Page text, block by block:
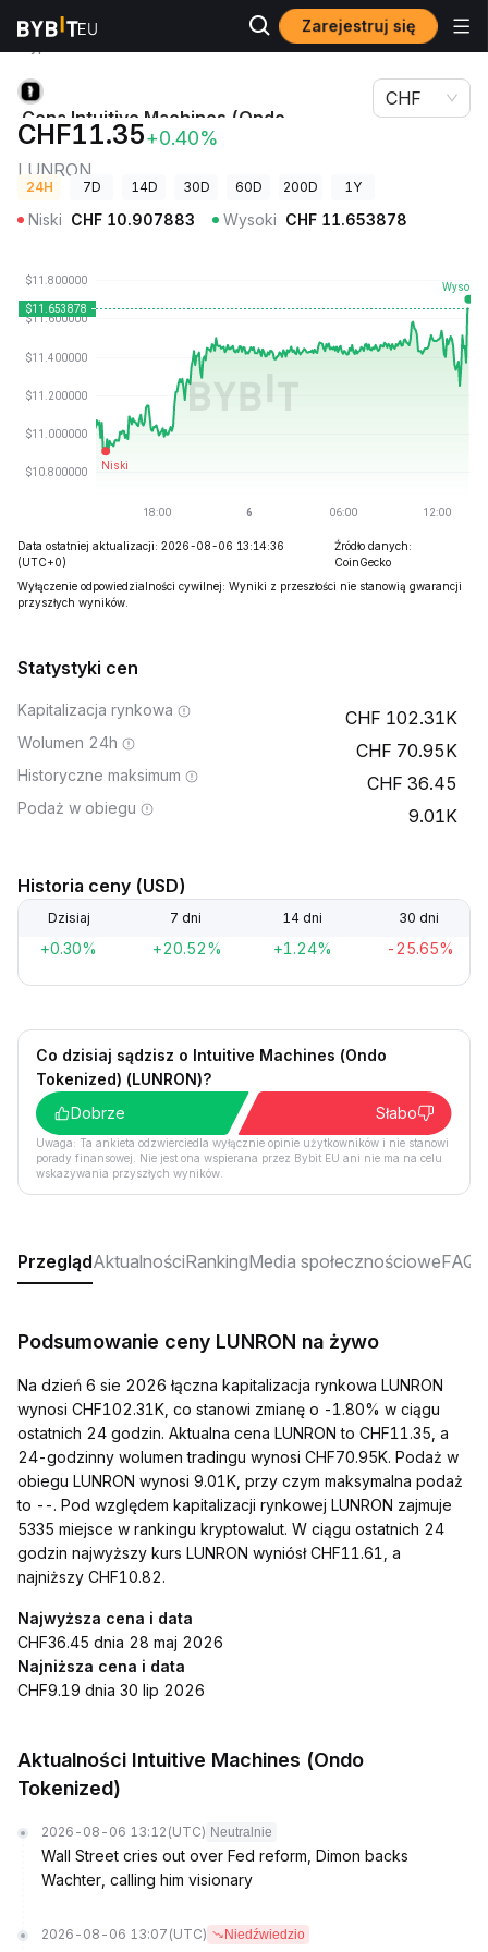
Zarejestruj się
Ceny
Cena Intuitive Machines (Ondo Tokenized)
Cena Intuitive Machines (Ondo
Tokenized)
LUNRON
CHF11.35+0.40%
CHF
24H 7D 14D 30D 60D 200D 1Y
Niski CHF 10.907883 Wysoki CHF 11.653878
Data ostatniej aktualizacji: 2026-08-06 13:14:36
(UTC+0)
Źródło danych:
CoinGecko
Wyłączenie odpowiedzialności cywilnej: Wyniki z przeszłości nie stanowią gwarancji
przyszłych wyników.
Statystyki cen
Kapitalizacja rynkowa 102.31K
Wolumen 24h 70.95K
Historyczne maksimum 36.45
Podaż w obiegu 9.01K
Historia ceny (USD)
Dzisiaj 7 dni 14 dni 30 dni
+0.30% +20.52% +1.24% -25.65%
Co dzisiaj sądzisz o Intuitive Machines (Ondo
Tokenized) (LUNRON)?
Dobrze
Słabo
Uwaga: Ta ankieta odzwierciedla wyłącznie opinie użytkowników i nie stanowi
porady finansowej. Nie jest ona wspierana przez Bybit EU ani nie ma na celu
wskazywania przyszłych wyników.
PrzeglądAktualnościRankingMedia społecznościoweFAQ
Podsumowanie ceny LUNRON na żywo
Na dzień 6 sie 2026 łączna kapitalizacja rynkowa LUNRON
wynosi CHF102.31K, co stanowi zmianę o -1.80% w ciągu
ostatnich 24 godzin. Aktualna cena LUNRON to CHF11.35, a
24-godzinny wolumen tradingu wynosi CHF70.95K. Podaż w
obiegu LUNRON wynosi 9.01K, przy czym maksymalna podaż
to --. Pod względem kapitalizacji rynkowej LUNRON zajmuje
5335 miejsce w rankingu kryptowalut. W ciągu ostatnich 24
godzin najwyższy kurs LUNRON wyniósł CHF11.61, a
najniższy CHF10.82.
Najwyższa cena i data
CHF36.45 dnia 28 maj 2026
Najniższa cena i data
CHF9.19 dnia 30 lip 2026
Aktualności Intuitive Machines (Ondo
Tokenized)
2026-08-06 13:12 (UTC) Neutralnie
Wall Street cries out over Fed reform, Dimon backs
Wachter, calling him visionary
2026-08-06 13:07 (UTC) Niedźwiedzio